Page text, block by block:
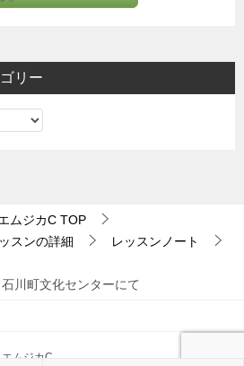
リー
ムジカC TOP
スンの詳細
レッスンノート
町文化センターにて
ムジカC